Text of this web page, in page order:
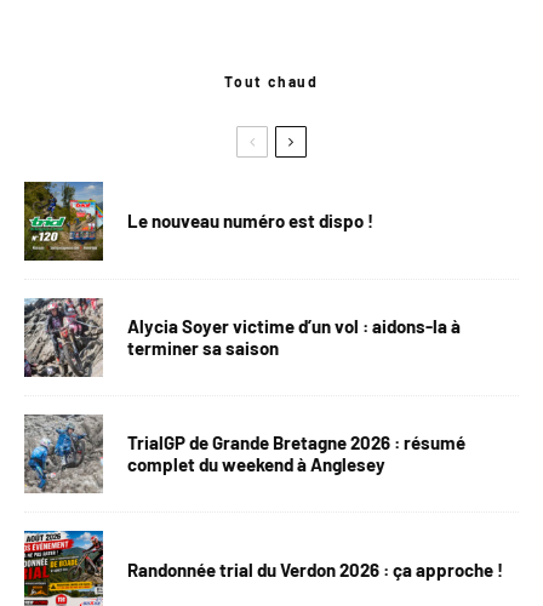
Tout chaud
Le nouveau numéro est dispo !
Alycia Soyer victime d’un vol : aidons-la à
terminer sa saison
TrialGP de Grande Bretagne 2026 : résumé
complet du weekend à Anglesey
Randonnée trial du Verdon 2026 : ça approche !